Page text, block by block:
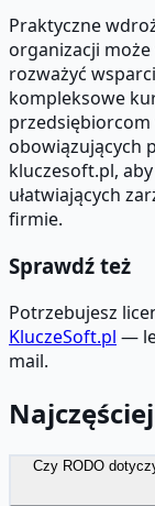
Praktyczne
organizacji może
rozważyć
kompleksowe
przedsiębiorcom
obowiązujących
kluczesoft.pl,
ułatwiających
firmie.
Sprawdź też
Potrzebujesz
KluczeSoft.pl —
mail.
Czy RODO